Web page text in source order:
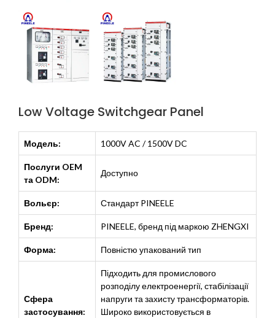
Low Voltage Switchgear Panel
Модель: 1000V AC / 1500V DC
Послуги OEM
та ODM:
Доступно
Вольєр: Стандарт PINEELE
Бренд: PINEELE, бренд під маркою ZHENGXI
Форма: Повністю упакований тип
Сфера
застосування:
Підходить для промислового
розподілу електроенергії, стабілізації
напруги та захисту трансформаторів.
Широко використовується в